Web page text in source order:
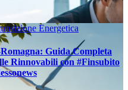
Energetica
Guida Completa
Rinnovabili con #Finsubito